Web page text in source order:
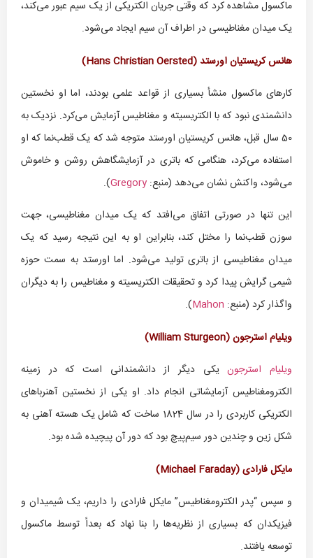
ماکسول مشاهده کرد که وقتی جریان الکتریکی از یک سیم عبور می‌کند،
یک میدان مغناطیسی در اطراف آن سیم ایجاد می‌شود.
هانس کریستیان اورستد (Hans Christian Oersted
)
کارهای ماکسول منشأ بسیاری از قواعد علمی بودند، اما او نخستین
دانشمندی نبود که با الکتریسیته و مغناطیس آزمایش می‌کرد. نزدیک به
50 سال قبل، هانس کریستیان اورستد متوجه شد که یک قطب‌نما که او
استفاده می‌کرد، هنگامی که باتری در آزمایشگاهش روشن و خاموش
می‌شود، واکنش نشان می‌دهد (منبع: Gregory
).
این تنها در صورتی اتفاق می‌افتد که یک میدان مغناطیسی، جهت
سوزن قطب‌نما را مختل کند، بنابراین او به این نتیجه رسید که یک
میدان مغناطیسی از باتری تولید می‌شود. اما اورستد به سمت حوزه
شیمی گرایش پیدا کرد و تحقیقات الکتریسیته و مغناطیس را به دیگران
واگذار کرد (منبع: Mahon
).
ویلیام استرجون (William Sturgeon
)
ویلیام استرجونیکی دیگر از دانشمندانی است که در زمینه
الکترومغناطیس آزمایشاتی انجام داد. او یکی از نخستین آهنرباهای
الکتریکی کاربردی را در سال 1824 ساخت که شامل یک هسته آهنی به
شکل زین و چندین دور سیم‌پیچ بود که دور آن پیچیده شده بود.
مایکل فارادی (Michael Faraday
)
و سپس “پدر الکترومغناطیس” مایکل فارادی را داریم، یک شیمیدان و
فیزیکدان که بسیاری از نظریه‌ها را بنا نهاد که بعداً توسط ماکسول
توسعه یافتند.